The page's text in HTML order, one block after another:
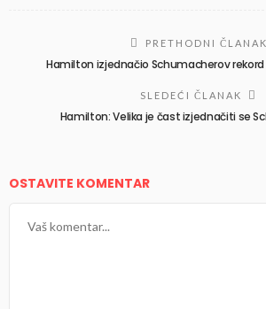
PRETHODNI ČLANAK
Hamilton izjednačio Schumacherov
SLEDEĆI ČLANAK
Hamilton: Velika je čast izjednačiti se
OSTAVITE KOMENTAR